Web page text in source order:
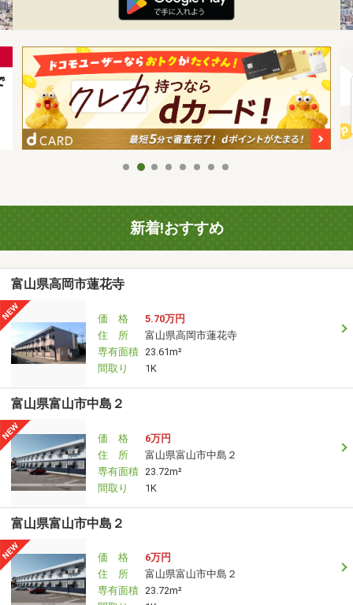
新着!おすすめ
富山県高岡市蓮花寺
価 格
5.70万円
住 所
富山県高岡市蓮花寺
専有面積 23.61m²
間取り
1K
富山県富山市中島２
価 格
6万円
住 所
富山県富山市中島２
専有面積 23.72m²
間取り
1K
富山県富山市中島２
価 格
6万円
住 所
富山県富山市中島２
専有面積 23.72m²